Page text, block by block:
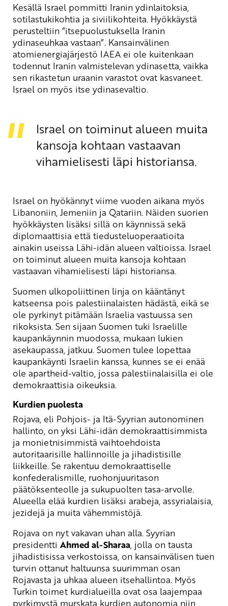
Kesällä Israel pommitti Iranin ydinlaitoksia,
sotilastukikohtia ja siviilikohteita. Hyökkäystä
perusteltiin “itsepuolustuksella Iranin
ydinaseuhkaa vastaan”. Kansainvälinen
atomienergiajärjestö IAEA ei ole kuitenkaan
todennut Iranin valmistelevan ydinasetta, vaikka
sen rikastetun uraanin varastot ovat kasvaneet.
Israel on myös itse ydinasevaltio.
Israel on toiminut alueen muita
kansoja kohtaan vastaavan
vihamielisesti läpi historiansa.
Israel on hyökännyt viime vuoden aikana myös
Libanoniin, Jemeniin ja Qatariin. Näiden suorien
hyökkäysten lisäksi sillä on käynnissä sekä
diplomaattisia että tiedusteluoperaatioita
ainakin useissa Lähi-idän alueen valtioissa. Israel
on toiminut alueen muita kansoja kohtaan
vastaavan vihamielisesti läpi historiansa.
Suomen ulkopoliittinen linja on kääntänyt
katseensa pois palestiinalaisten hädästä, eikä se
ole pyrkinyt pitämään Israelia vastuussa sen
rikoksista. Sen sijaan Suomen tuki Israelille
kaupankäynnin muodossa, mukaan lukien
asekaupassa, jatkuu. Suomen tulee lopettaa
kaupankäynti Israelin kanssa, kunnes se ei enää
ole apartheid-valtio, jossa palestiinalaisilla ei ole
demokraattisia oikeuksia.
Kurdien puolesta
Rojava, eli Pohjois- ja Itä-Syyrian autonominen
hallinto, on yksi Lähi-idän demokraattisimmista
ja monietnisimmistä vaihtoehdoista
autoritaarisille hallinnoille ja jihadistisille
liikkeille. Se rakentuu demokraattiselle
konfederalismille, ruohonjuuritason
päätöksenteolle ja sukupuolten tasa-arvolle.
Alueella elää kurdien lisäksi arabeja, assyrialaisia,
jezidejä ja muita vähemmistöjä.
Rojava on nyt vakavan uhan alla. Syyrian
presidentti Ahmed al-Sharaa, jolla on tausta
jihadistisissa verkostoissa, on kansainvälisen tuen
turvin ottanut haltuunsa suurimman osan
Rojavasta ja uhkaa alueen itsehallintoa. Myös
Turkin toimet kurdialueilla ovat osa laajempaa
pyrkimystä murskata kurdien autonomia niin